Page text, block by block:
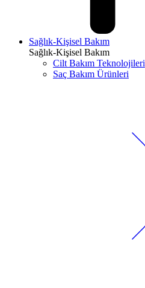
Sağlık-Kişisel Bakım
Sağlık-Kişisel Bakım
Cilt Bakım Teknolojileri
Saç Bakım Ürünleri